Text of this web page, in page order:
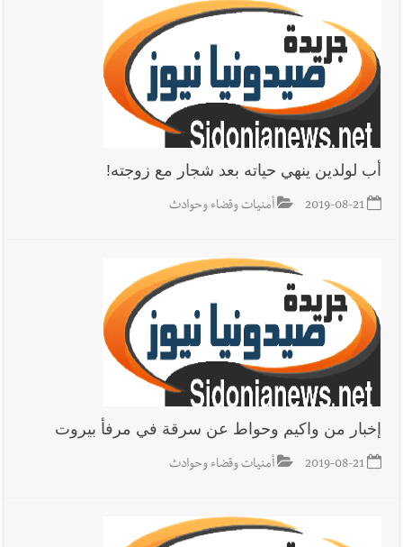
أب لولدين ينهي حياته بعد شجار مع زوجته!
2019-08-21 أمنيات وقضاء وحوادث
إخبار من واكيم وحواط عن سرقة في مرفأ بيروت
2019-08-21 أمنيات وقضاء وحوادث